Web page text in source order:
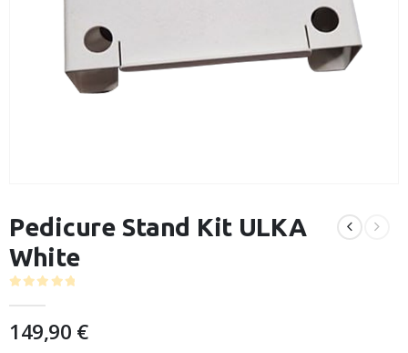
Pedicure Stand Kit ULKA
White
149,90 €